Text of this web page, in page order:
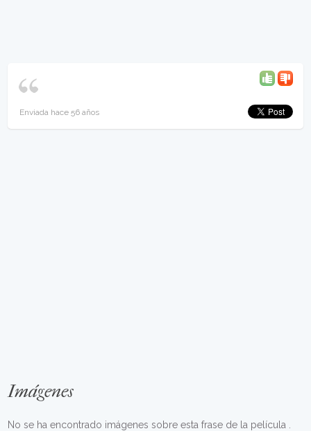
Enviada hace 56 años
Imágenes
No se ha encontrado imágenes sobre esta frase de la película .